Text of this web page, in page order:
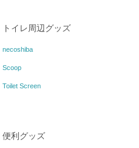
トイレ周辺グッズ
necoshiba
Scoop
Toilet Screen
便利グッズ